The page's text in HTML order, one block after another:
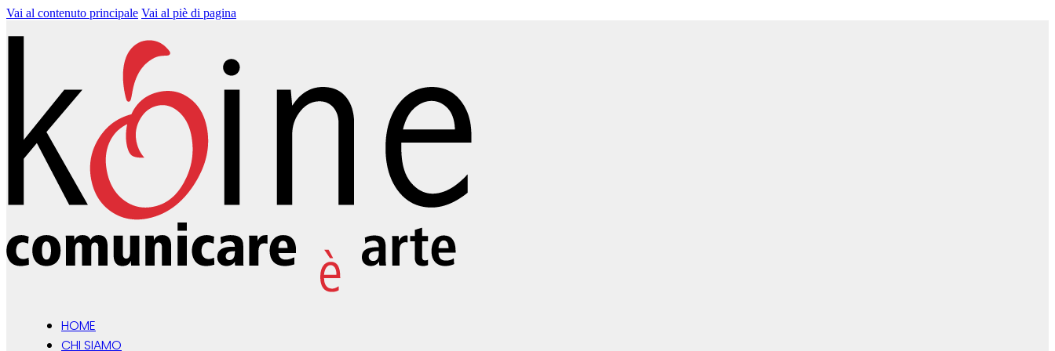
Vai al contenuto principale Vai al piè di pagina
HOME
CHI SIAMO